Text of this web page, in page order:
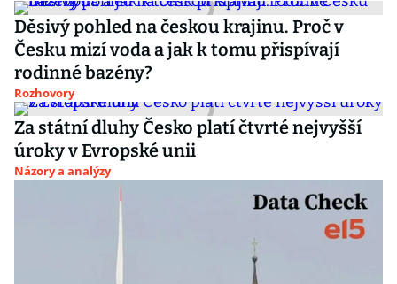
Děsivý pohled na českou krajinu. Proč v
Česku mizí voda a jak k tomu přispívají
rodinné bazény?
Rozhovory
Za státní dluhy Česko platí čtvrté nejvyšší
úroky v Evropské unii
Názory a analýzy